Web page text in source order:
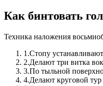
Как бинтовать
Техника наложения
1.Стопу
2.Делают три витка
3.По тыльной
4.Делают круговой